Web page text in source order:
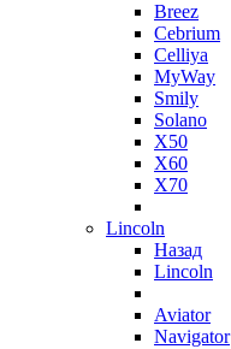
Breez
Cebrium
Celliya
MyWay
Smily
Solano
X50
X60
X70
Lincoln
Назад
Lincoln
Aviator
Navigator